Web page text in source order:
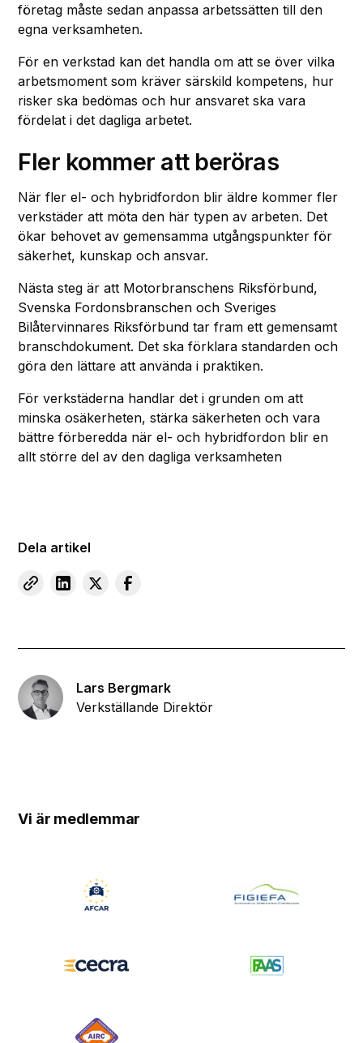
företag måste sedan anpassa arbetssätten till den
egna verksamheten.
För en verkstad kan det handla om att se över vilka
arbetsmoment som kräver särskild kompetens, hur
risker ska bedömas och hur ansvaret ska vara
fördelat i det dagliga arbetet.
Fler kommer att beröras
När fler el- och hybridfordon blir äldre kommer fler
verkstäder att möta den här typen av arbeten. Det
ökar behovet av gemensamma utgångspunkter för
säkerhet, kunskap och ansvar.
Nästa steg är att Motorbranschens Riksförbund,
Svenska Fordonsbranschen och Sveriges
Bilåtervinnares Riksförbund tar fram ett gemensamt
branschdokument. Det ska förklara standarden och
göra den lättare att använda i praktiken.
För verkstäderna handlar det i grunden om att
minska osäkerheten, stärka säkerheten och vara
bättre förberedda när el- och hybridfordon blir en
allt större del av den dagliga verksamheten
Dela artikel
Lars Bergmark
Verkställande Direktör
Vi är medlemmar